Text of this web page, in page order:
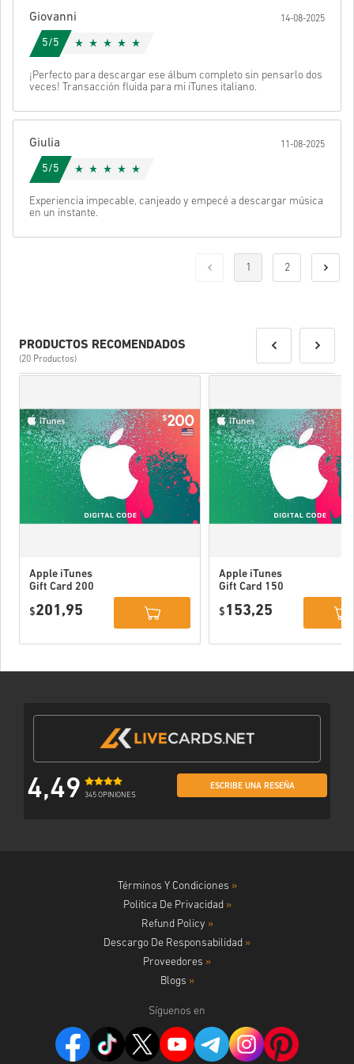
Giovanni 14-08-2025
5/5
¡Perfecto para descargar ese álbum completo sin pensarlo dos
veces! Transacción fluida para mi iTunes italiano.
Giulia 11-08-2025
5/5
Experiencia impecable, canjeado y empecé a descargar música
en un instante.
1 2
PRODUCTOS RECOMENDADOS
(20 Productos)
Apple iTunes
Gift Card 200
$201,95
Apple iTunes
Gift Card 150
$ 153,25
4,49 345 OPINIONES
ESCRIBE UNA RESEÑA
Términos Y Condiciones »
Politica De Privacidad »
Refund Policy »
Descargo De Responsabilidad »
Proveedores »
Blogs »
Síguenos en